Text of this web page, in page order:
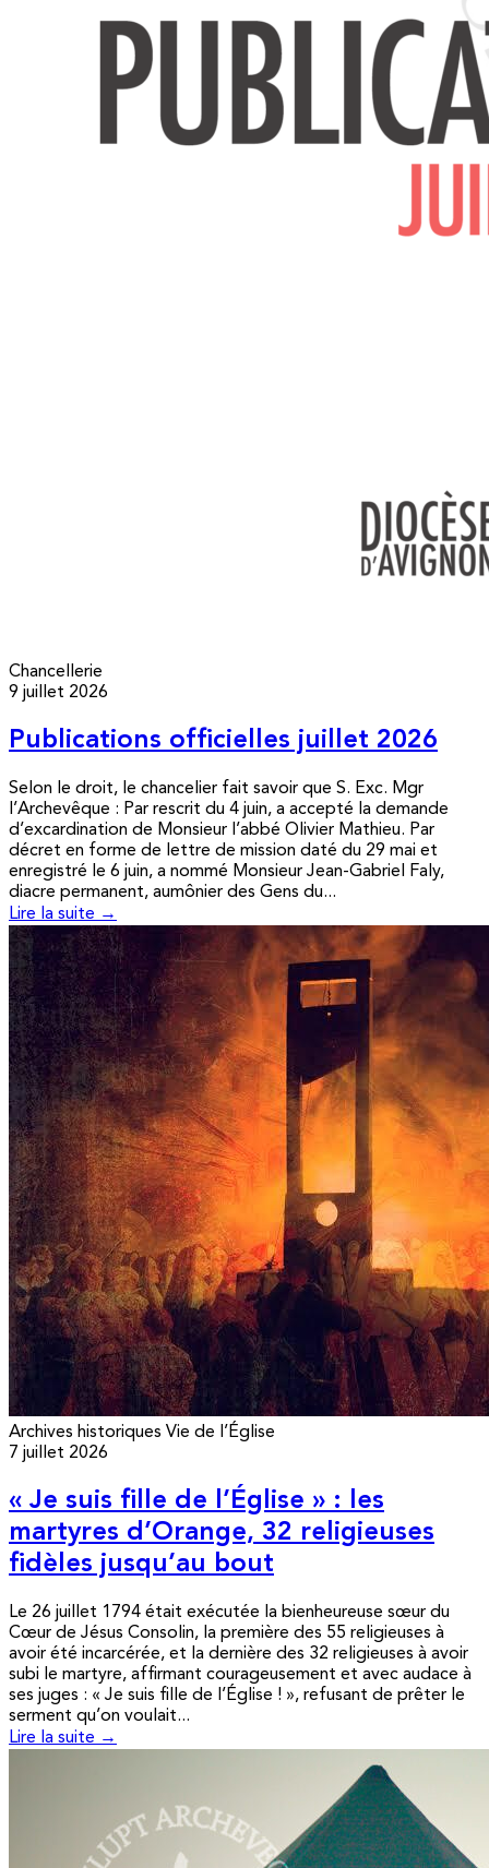
Chancellerie
9 juillet 2026
Publications officielles juillet 2026
Selon le droit, le chancelier fait savoir que S. Exc. Mgr
l’Archevêque : Par rescrit du 4 juin, a accepté la demande
d’excardination de Monsieur l’abbé Olivier Mathieu. Par
décret en forme de lettre de mission daté du 29 mai et
enregistré le 6 juin, a nommé Monsieur Jean-Gabriel Faly,
diacre permanent, aumônier des Gens du...
Lire la suite →
Archives historiques Vie de l’Église
7 juillet 2026
« Je suis fille de l’Église » : les
martyres d’Orange, 32 religieuses
fidèles jusqu’au bout
Le 26 juillet 1794 était exécutée la bienheureuse sœur du
Cœur de Jésus Consolin, la première des 55 religieuses à
avoir été incarcérée, et la dernière des 32 religieuses à avoir
subi le martyre, affirmant courageusement et avec audace à
ses juges : « Je suis fille de l’Église ! », refusant de prêter le
serment qu’on voulait...
Lire la suite →